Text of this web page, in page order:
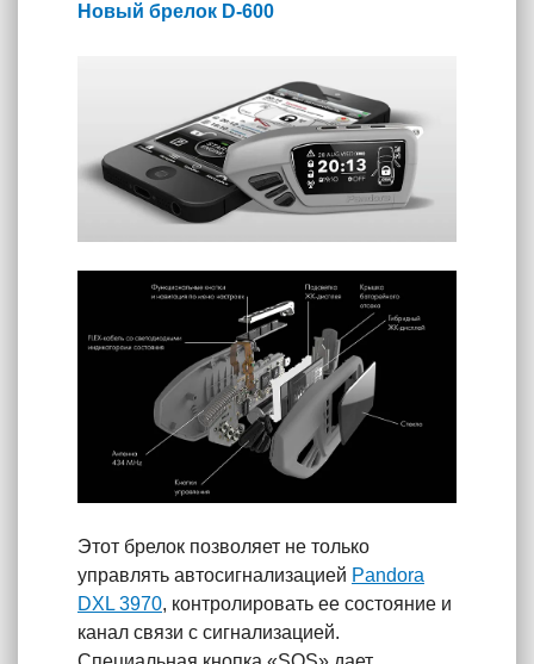
Новый брелок D-600
Этот брелок позволяет не только
управлять автосигнализацией Pandora
DXL 3970, контролировать ее состояние и
канал связи с сигнализацией.